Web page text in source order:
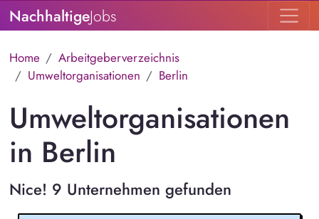
NachhaltigeJobs
Home
Arbeitgeberverzeichnis
Umweltorganisationen
Berlin
Umweltorganisationen
in Berlin
Nice! 9 Unternehmen gefunden